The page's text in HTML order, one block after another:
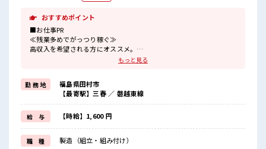
おすすめポイント
■お仕事PR
≪残業多めでがっつり稼ぐ≫
高収入を希望される方にオススメ。
残業は月20時間以上あります♪
制服があるので、
毎日の服装の悩み解消♪
≪初めての仕事だけど自分にもできそう≫
新しいことにチャレンジするのは不安だけど、
しっかり働く環境が整っています！
イチからスキルUP・ステップUP目指していきましょう！
≪収入アップを目指せる≫
高時給だらけの派遣のお仕事です！
もっと見る
勤 務 地
福島県田村市
【最寄駅】三春 ／ 磐越東線
給 与 【時給】1,600 円
職 種 製造（組立・組み付け）